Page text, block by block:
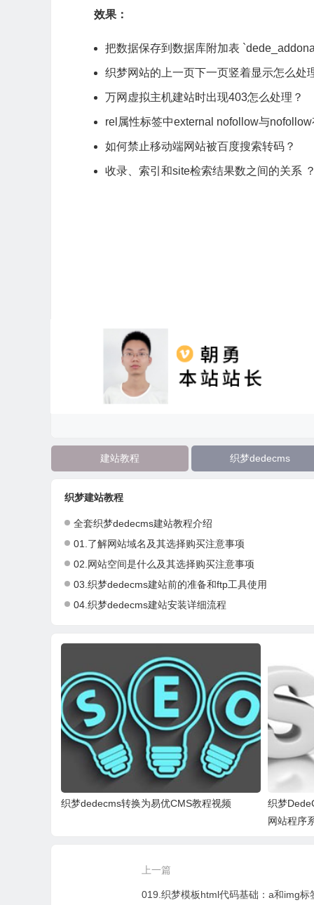
效果：
把数据保存到数据库附加表
织梦网站的上一页下一页竖着显示怎么处
万网虚拟主机建站时出现403怎么处理？
rel属性标签中external nofollow与
如何禁止移动端网站被百度搜索转码？
收录、索引和site检索结果数之间的关系
建站教程 织梦dedecms
织梦建站教程
全套织梦dedecms建站教程介绍
01.了解网站域名及其选择购买注意事项
02.网站空间是什么及其选择购买注意事项
03.织梦dedecms建站前的准备和ftp工具使用
04.织梦dedecms建站安装详细流程
织梦dedecms转换为易优CMS教程视频
织梦
网站程序
上一篇
019.织梦模板html代码基础：a和img标